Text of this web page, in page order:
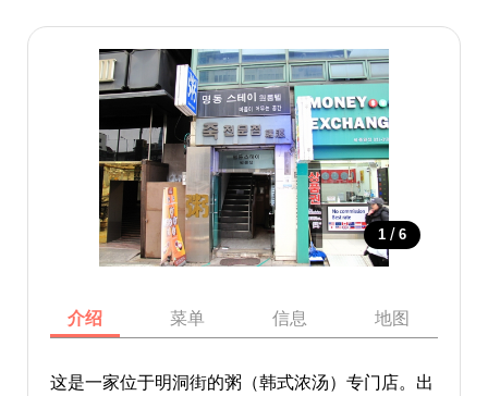
1 / 6
介绍 菜单 信息 地图
这是一家位于明洞街的粥（韩式浓汤）专门店。出